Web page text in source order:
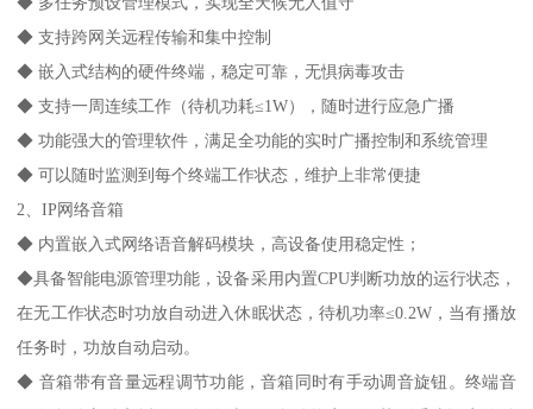
◆ 支持跨网关远程传输和集中控制
◆ 嵌入式结构的硬件终端，稳定可靠，无惧病毒攻击
◆ 支持一周连续工作（待机功耗≤1W），随时进行应急广播
◆ 功能强大的管理软件，满足全功能的实时广播控制和系统管理
◆ 可以随时监测到每个终端工作状态，维护上非常便捷
2、IP网络音箱
◆ 内置嵌入式网络语音解码模块，高设备使用稳定性；
◆具备智能电源管理功能，设备采用内置CPU判断功放的运行状态，
在无工作状态时功放自动进入休眠状态，待机功率≤0.2W，当有播放
任务时，功放自动启动。
◆ 音箱带有音量远程调节功能，音箱同时有手动调音旋钮。终端音